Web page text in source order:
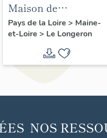
Maison de
l'industriel Bonnet-
Allion, fondateur de
l'usine textile dite
filature de Gallard,
Pays de la Loire > Maine-
et-Loire > Le Longeron
NOS